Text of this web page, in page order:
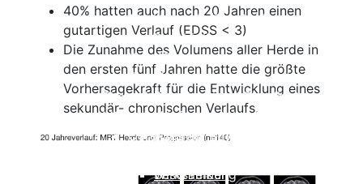
Natalizumab (Tysabri®)
Beschreibung
Wirksamkeit
Nebenwirkungen
Einnahme und Therapiekontrolle
Häufig gestellte Fragen
Alles auf einen Blick
Beschreibung
Cladibrin
Cyclosporin
Keine Immuntherapie
Einzelnachweise
Therapie der primär progredienten
MS
Ocrelizumab
Wirksamkeit
40% hatten auch nach 20 Jahren einen
gutartigen Verlauf (EDSS < 3)
Die Zunahme des Volumens aller Herde in
den ersten fünf Jahren hatte die größte
Vorhersagekraft für die Entwicklung eines
sekundär- chronischen Verlaufs.